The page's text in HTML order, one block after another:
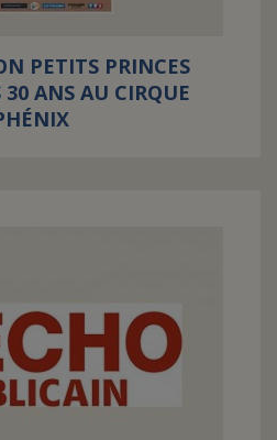
PETITS PRINCES
30 ANS AU CIRQUE